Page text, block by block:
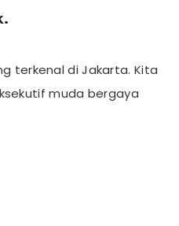
terkenal di Jakarta. Kita
muda bergaya